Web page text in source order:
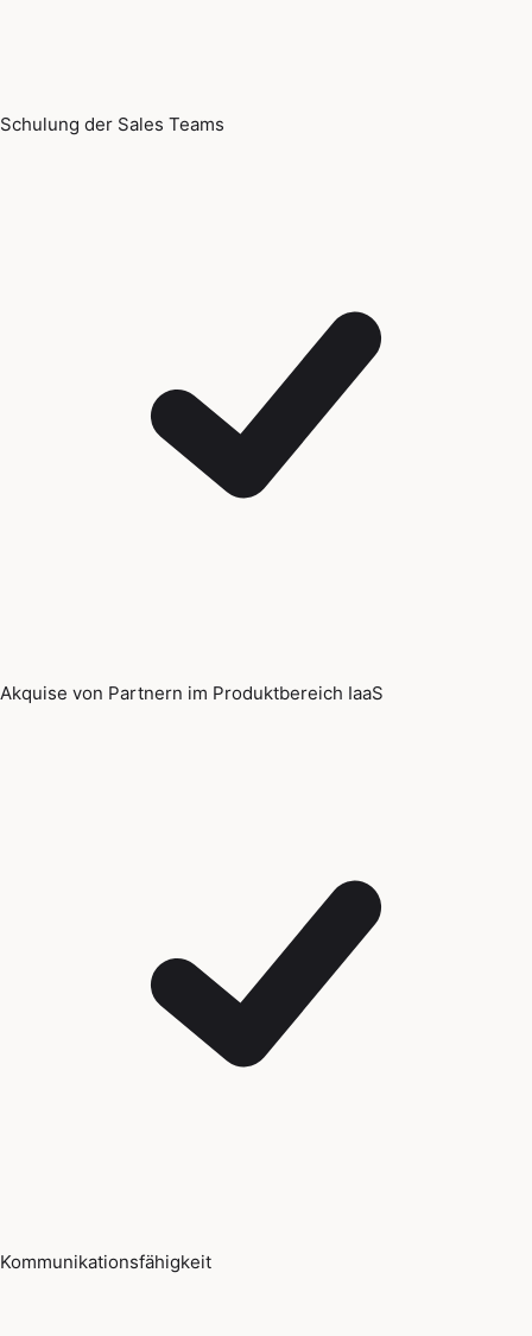
Schulung der Sales Teams
Akquise von Partnern im Produktbereich IaaS
Kommunikationsfähigkeit